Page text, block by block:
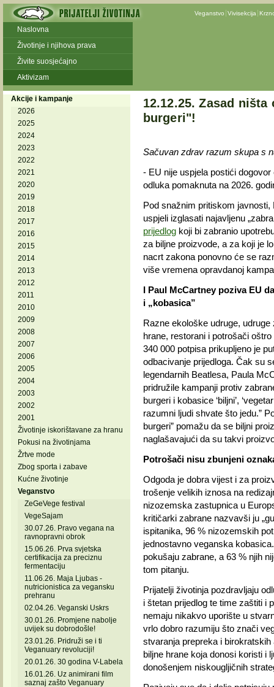
Veganstvo Vivisekcija
Naslovna
Životinje i njihova prava
Živite suosjećajno
Aktivizam
Akcije i kampanje
2026
2025
2024
2023
2022
2021
2020
2019
2018
2017
2016
2015
2014
2013
2012
2011
2010
2009
2008
2007
2006
2005
2004
2003
2002
2001
Životinje iskorištavane za hranu
Pokusi na životinjama
Žrtve mode
Zbog sporta i zabave
Kućne životinje
Veganstvo
ZeGeVege festival
VegeSajam
30.07.26. Pravo vegana na
ravnopravni obrok
15.06.26. Prva svjetska
certifikacija za preciznu
fermentaciju
11.06.26. Maja Ljubas -
nutricionistica za vegansku
prehranu
02.04.26. Veganski Uskrs
30.01.26. Promjene nabolje
uvijek su dobrodošle!
23.01.26. Pridruži se i ti
Veganuary revoluciji!
20.01.26. 30 godina V-Labela
16.01.26. Uz animirani film
saznaj zašto Veganuary
12.12.25. Zasad
burgeri"!
Sačuvan zdrav razum skupa s
- EU nije uspjela postići
odluka pomaknuta na 2026.
Pod snažnim pritiskom
uspjeli izglasati najavljenu
prijedlogkoji bi zabranio
za biljne proizvode, a za koji je
nacrt zakona ponovno će se
više vremena opravdanoj
I Paul McCartney poziva EU
i „kobasica”
Razne ekološke udruge,
hrane, restorani i potrošači
340 000 potpisa prikupljeno je
odbacivanje prijedloga. Čak su
legendarnih Beatlesa, Paula
pridružile kampanji protiv
burgeri i kobasice ‘biljni’,
razumni ljudi shvate što jedu.”
burgeri” pomažu da se biljni
naglašavajući da su takvi
Potrošači nisu zbunjeni
Odgoda je dobra vijest i za
trošenje velikih iznosa na
nizozemska zastupnica u
kritičarki zabrane nazvavši ju
ispitanika, 96 % nizozemskih
jednostavno veganska
pokušaju zabrane, a 63 % njih
tom pitanju.
Prijatelji životinja pozdravljaju
i štetan prijedlog te time zaštiti i
nemaju nikakvo uporište u
vrlo dobro razumiju što znači
stvaranja prepreka i
biljne hrane koja donosi koristi i
donošenjem niskougljičnih